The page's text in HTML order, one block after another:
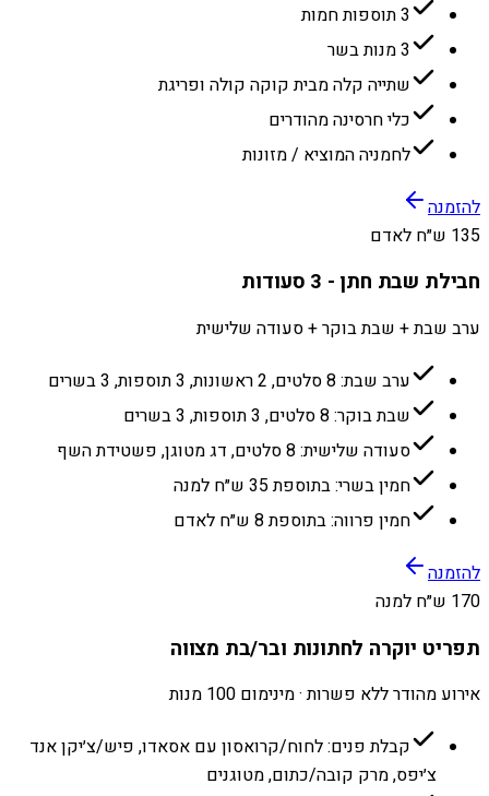
3 תוספות חמות
3 מנות בשר
שתייה קלה מבית קוקה קולה ופריגת
כלי חרסינה מהודרים
לחמניה המוציא / מזונות
להזמנה
135 ש״ח לאדם
חבילת שבת חתן - 3 סעודות
ערב שבת + שבת בוקר + סעודה שלישית
ערב שבת: 8 סלטים, 2 ראשונות, 3 תוספות, 3 בשרים
שבת בוקר: 8 סלטים, 3 תוספות, 3 בשרים
סעודה שלישית: 8 סלטים, דג מטוגן, פשטידת השף
חמין בשרי: בתוספת 35 ש״ח למנה
חמין פרווה: בתוספת 8 ש״ח לאדם
להזמנה
170 ש״ח למנה
תפריט יוקרה לחתונות ובר/בת מצווה
אירוע מהודר ללא פשרות · מינימום 100 מנות
קבלת פנים: לחוח/קרואסון עם אסאדו, פיש/צ׳יקן אנד
צ׳יפס, מרק קובה/כתום, מטוגנים